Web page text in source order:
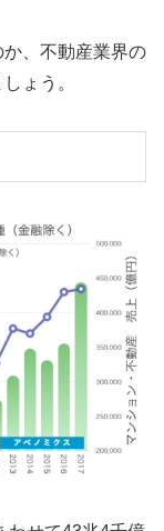
、不動産業界の
ょう。